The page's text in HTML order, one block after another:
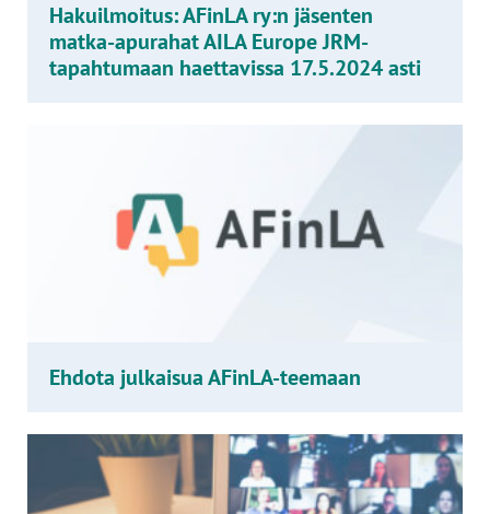
Hakuilmoitus: AFinLA ry:n jäsenten
matka-apurahat AILA Europe JRM-
tapahtumaan haettavissa 17.5.2024 asti
Ehdota julkaisua AFinLA-teemaan